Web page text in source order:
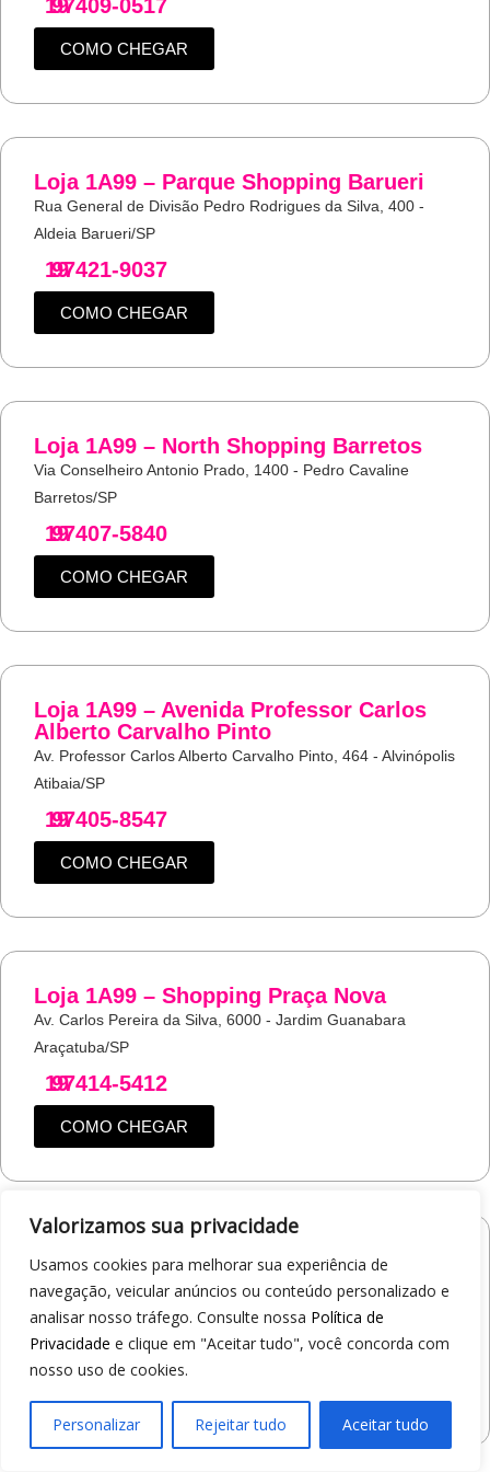
Valorizamos sua privacidade
Usamos cookies para melhorar sua experiência de
navegação, veicular anúncios ou conteúdo personalizado e
analisar nosso tráfego. Consulte nossa Política de
Privacidade e clique em "Aceitar tudo", você concorda com
nosso uso de cookies.
Personalizar Rejeitar tudo Aceitar tudo
19
97409-0517
COMO CHEGAR
Loja 1A99 – Parque Shopping Barueri
Rua General de Divisão Pedro Rodrigues da Silva, 400 -
Aldeia Barueri/SP
19
97421-9037
COMO CHEGAR
Loja 1A99 – North Shopping Barretos
Via Conselheiro Antonio Prado, 1400 - Pedro Cavaline
Barretos/SP
19
97407-5840
COMO CHEGAR
Loja 1A99 – Avenida Professor Carlos
Alberto Carvalho Pinto
Av. Professor Carlos Alberto Carvalho Pinto, 464 - Alvinópolis
Atibaia/SP
19
97405-8547
COMO CHEGAR
Loja 1A99 – Shopping Praça Nova
Av. Carlos Pereira da Silva, 6000 - Jardim Guanabara
Araçatuba/SP
19
97414-5412
COMO CHEGAR
Loja 1A99 – Shopping Jaraguá
Av. Alberto Benassi, 2270 - Jardim dos Manacás
Araraquara/SP
19
97412-5359